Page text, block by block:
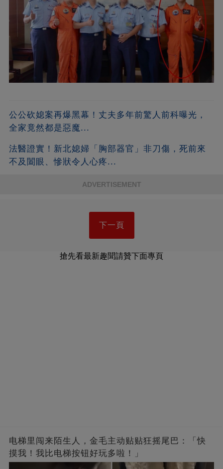
公公砍媳案再爆黑幕！丈夫多年前驚人前科曝光，
全家竟然都是惡魔...
法醫證實！新北媳婦「胸部器官」非刀傷，死前來
不及闔眼、慘狀令人心疼...
ADVERTISEMENT
下一頁
搶先看最新趣聞請贊下面專頁
电梯里闯来陌生人，金毛主动贴贴狂摇尾巴：「快
摸我！我比电梯按钮好玩多啦！」